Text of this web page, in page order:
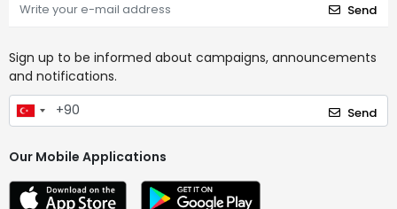
Send
Sign up to be informed about campaigns, announcements
and notifications.
Send
Our Mobile Applications